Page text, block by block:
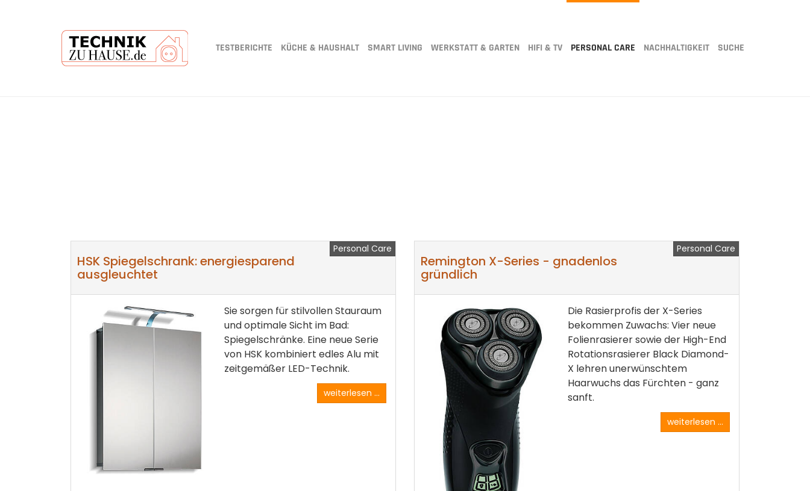
TESTBERICHTE KÜCHE & HAUSHALT SMART LIVING WERKSTATT & GARTEN HIFI & TV PERSONAL CARE NACHHALTIGKEIT SUCHE
Personal Care
HSK Spiegelschrank: energiesparend
ausgleuchtet
Sie sorgen für stilvollen Stauraum
und optimale Sicht im Bad:
Spiegelschränke. Eine neue Serie
von HSK kombiniert edles Alu mit
zeitgemäßer LED-Technik.
weiterlesen ...
Personal Care
Remington X-Series - gnadenlos
gründlich
Die Rasierprofis der X-Series
bekommen Zuwachs: Vier neue
Folienrasierer sowie der High-End
Rotationsrasierer Black Diamond-
X lehren unerwünschtem
Haarwuchs das Fürchten - ganz
sanft.
weiterlesen ...